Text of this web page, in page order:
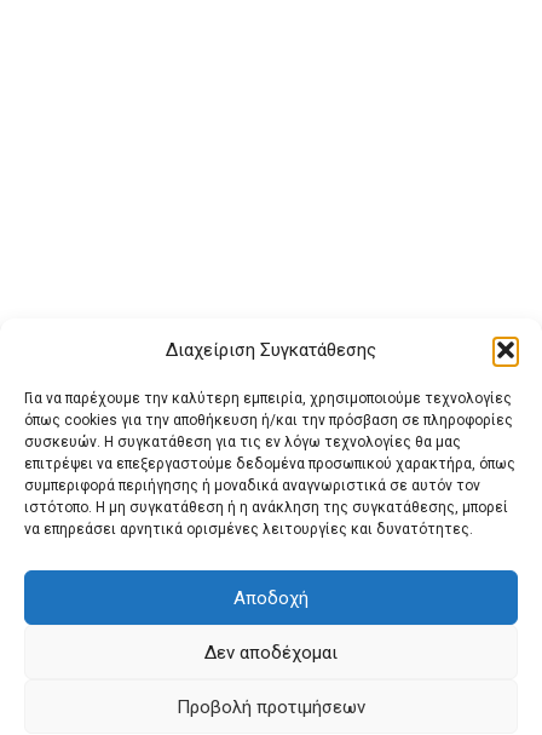
Διαχείριση Συγκατάθεσης
Για να παρέχουμε την καλύτερη εμπειρία, χρησιμοποιούμε τεχνολογίες
όπως cookies για την αποθήκευση ή/και την πρόσβαση σε πληροφορίες
συσκευών. Η συγκατάθεση για τις εν λόγω τεχνολογίες θα μας
επιτρέψει να επεξεργαστούμε δεδομένα προσωπικού χαρακτήρα, όπως
συμπεριφορά περιήγησης ή μοναδικά αναγνωριστικά σε αυτόν τον
ιστότοπο. Η μη συγκατάθεση ή η ανάκληση της συγκατάθεσης, μπορεί
να επηρεάσει αρνητικά ορισμένες λειτουργίες και δυνατότητες.
Αποδοχή
Δεν αποδέχομαι
Προβολή προτιμήσεων
Buy Adspace ΑΡΧΙΚΗ ΕΠΙΚΟΙΝΩΝΙΑ
ΟΡΟΙ ΧΡΗΣΗΣ